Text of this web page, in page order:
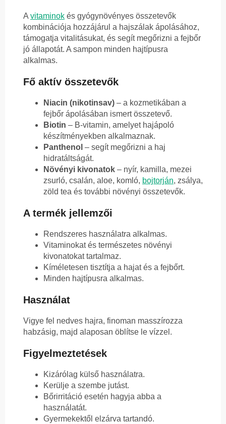
A vitaminok és gyógynövényes összetevők
kombinációja hozzájárul a hajszálak ápolásához,
támogatja vitalitásukat, és segít megőrizni a fejbőr
jó állapotát. A sampon minden hajtípusra
alkalmas.
Fő aktív összetevők
Niacin (nikotinsav) – a kozmetikában a
fejbőr ápolásában ismert összetevő.
Biotin – B-vitamin, amelyet hajápoló
készítményekben alkalmaznak.
Panthenol – segít megőrizni a haj
hidratáltságát.
Növényi kivonatok – nyír, kamilla, mezei
zsurló, csalán, aloe, komló, bojtorján, zsálya,
zöld tea és további növényi összetevők.
A termék jellemzői
Rendszeres használatra alkalmas.
Vitaminokat és természetes növényi
kivonatokat tartalmaz.
Kíméletesen tisztítja a hajat és a fejbőrt.
Minden hajtípusra alkalmas.
Használat
Vigye fel nedves hajra, finoman masszírozza
habzásig, majd alaposan öblítse le vízzel.
Figyelmeztetések
Kizárólag külső használatra.
Kerülje a szembe jutást.
Bőrirritáció esetén hagyja abba a
használatát.
Gyermekektől elzárva tartandó.